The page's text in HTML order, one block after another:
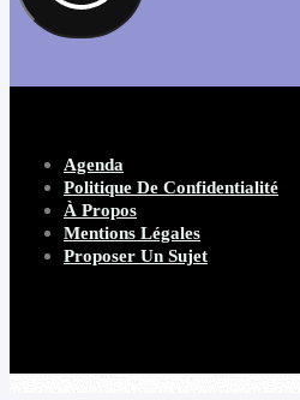
Agenda
Politique De Confidentialité
À Propos
Mentions Légales
Proposer Un Sujet